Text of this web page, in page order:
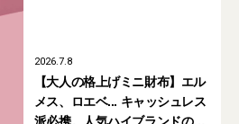
2026.7.8
【大人の格上げミニ財布】エル
メス、ロエベ... キャッシュレス
派必携。人気ハイブランドの新